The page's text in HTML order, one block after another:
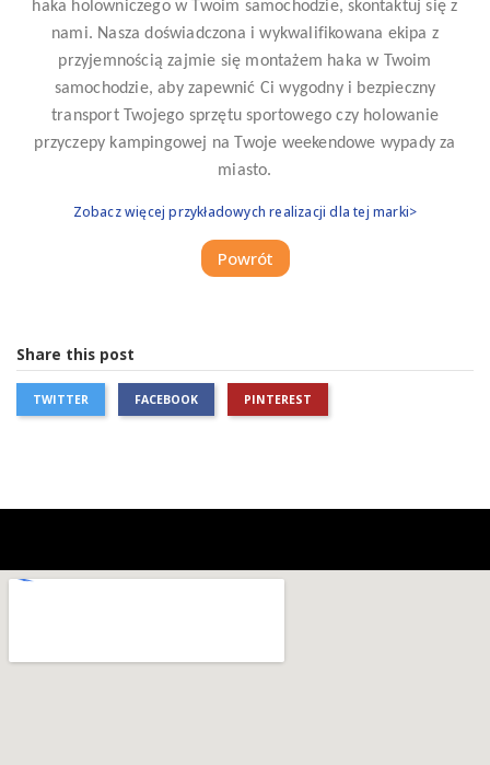
haka holowniczego w Twoim samochodzie, skontaktuj się z
nami. Nasza doświadczona i wykwalifikowana ekipa z
przyjemnością zajmie się montażem haka w Twoim
samochodzie, aby zapewnić Ci wygodny i bezpieczny
transport Twojego sprzętu sportowego czy holowanie
przyczepy kampingowej na Twoje weekendowe wypady za
miasto.
Zobacz więcej przykładowych realizacji dla tej marki>
Powrót
Share this post
TWITTER FACEBOOK PINTEREST